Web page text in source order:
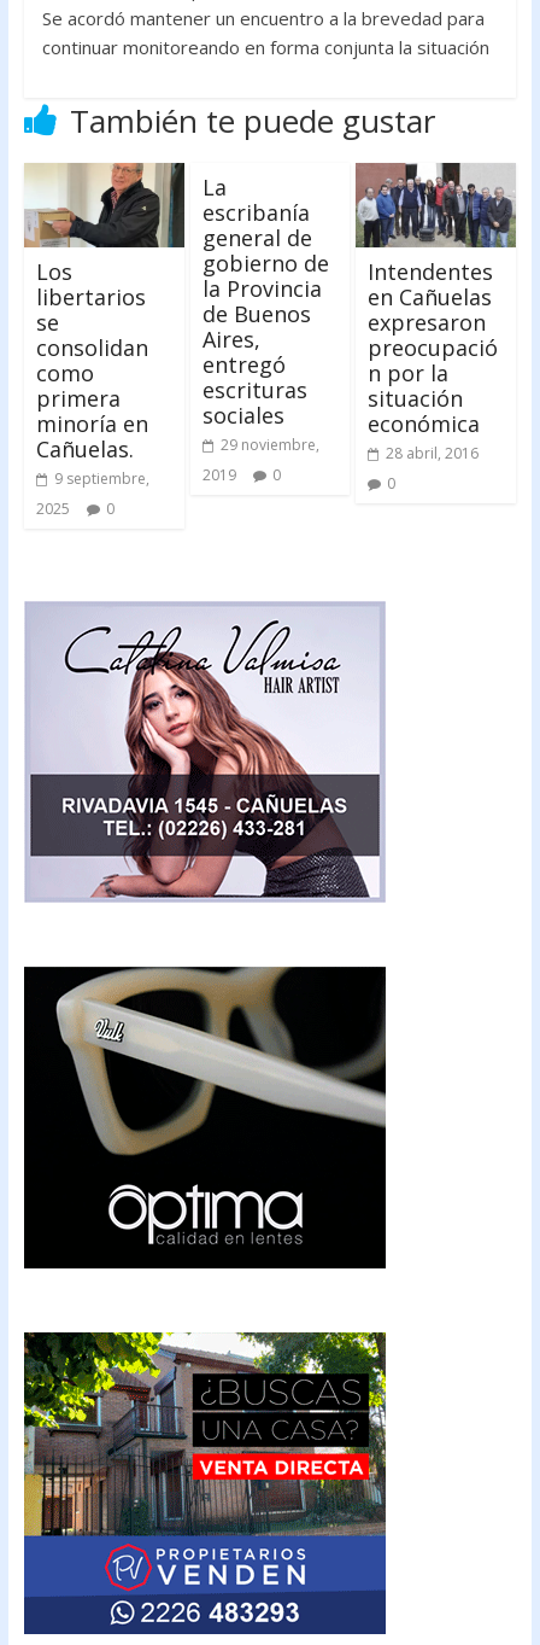
Se acordó mantener un encuentro a la brevedad para
continuar monitoreando en forma conjunta la situación
También te puede gustar
Los
libertarios
se
consolidan
como
primera
minoría en
Cañuelas.
9 septiembre,
2025
0
La
escribanía
general de
gobierno de
la Provincia
de Buenos
Aires,
entregó
escrituras
sociales
29 noviembre,
2019
0
Intendentes
en Cañuelas
expresaron
preocupació
n por la
situación
económica
28 abril, 2016
0